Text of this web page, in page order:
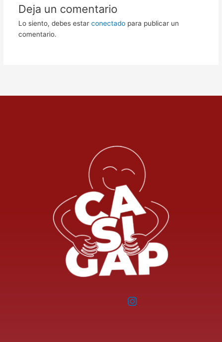
Deja un comentario
Lo siento, debes estar conectadopara publicar un
comentario.